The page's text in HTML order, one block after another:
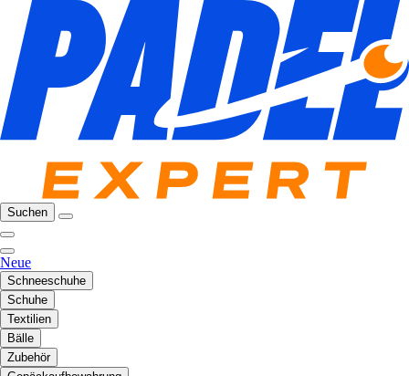
Suchen
Neue
Schneeschuhe
Schuhe
Textilien
Bälle
Zubehör